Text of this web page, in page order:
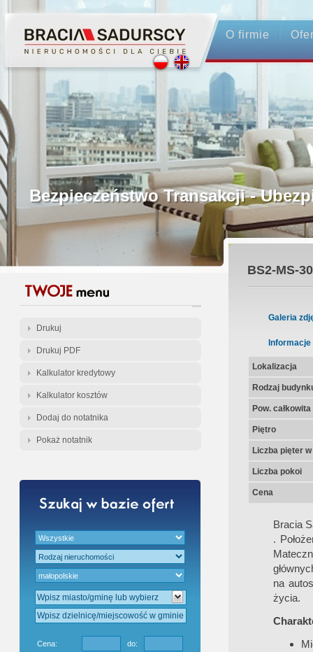
O firmie
Profesjonalne Pośrednictwo
Bezpieczeństwo Transakcji -
Licencjonowani Pośrednicy
Gwarancja Zwrotu Zadatku
Gratis - Przedwstępna Umowa
Drukuj
Drukuj PDF
Kalkulator kredytowy
Kalkulator kosztów
Dodaj do notatnika
Pokaż notatnik
Cena: do:
BS2-MS-
Galeria
Informacje
Lokalizacja
Rodzaj
Pow.
Piętro
Liczba pięter
Liczba pokoi
Cena
Bracia
.
na
życia.